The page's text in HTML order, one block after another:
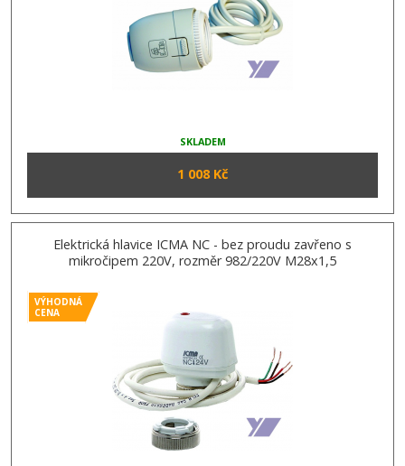
SKLADEM
1 008 Kč
Elektrická hlavice ICMA NC - bez proudu zavřeno s
mikročipem 220V, rozměr 982/220V M28x1,5
VÝHODNÁ
CENA